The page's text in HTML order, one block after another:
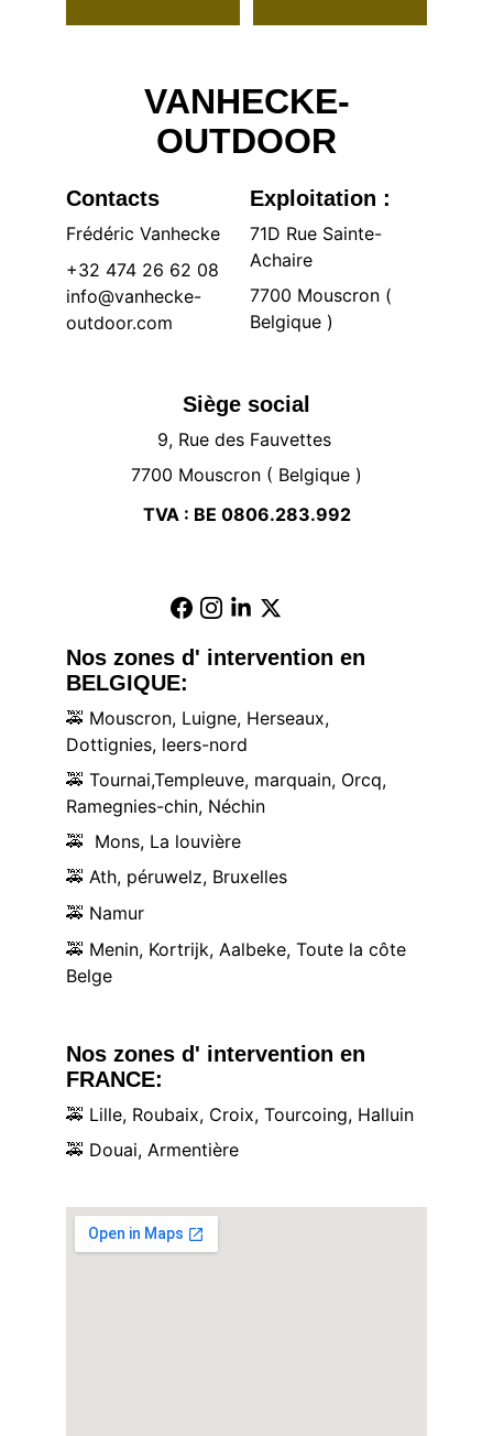
VANHECKE-
OUTDOOR
Siège social
9, Rue des Fauvettes
7700 Mouscron ( Belgique )
TVA : BE 0806.283.992
Contacts
Frédéric Vanhecke
+32 474 26 62 08
info@vanhecke-
outdoor.com
Nos zones d' intervention en
BELGIQUE:
🚕 Mouscron, Luigne, Herseaux,
Dottignies, leers-nord
🚕 Tournai,Templeuve, marquain, Orcq,
Ramegnies-chin, Néchin
🚕
  Mons, La louvière
🚕 Ath, péruwelz, Bruxelles
🚕 Namur
🚕 Menin, Kortrijk, Aalbeke, Toute la côte
Belge
Nos zones d' intervention en
FRANCE:
🚕 Lille, Roubaix, Croix, Tourcoing, Halluin
🚕 Douai, Armentière
Exploitation :
71D Rue Sainte-
Achaire
7700 Mouscron (
Belgique )